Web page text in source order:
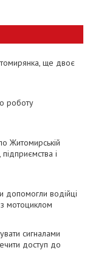
ще двоє
роботу
Житомирській
і
допомогли водійці
з мотоциклом
сигналами
доступ до